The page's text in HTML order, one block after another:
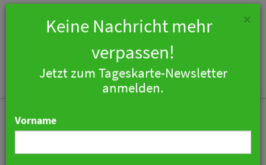
×
Keine Nachricht mehr
verpassen!
Jetzt zum Tageskarte-Newsletter
anmelden.
Vorname